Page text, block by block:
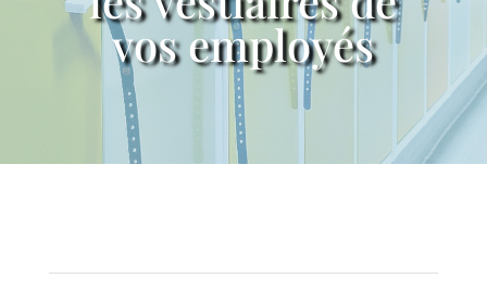
vos employés